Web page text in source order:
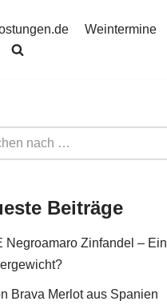
Weintermine
Beiträge
Negroamaro Zinfandel – Ein
Brava Merlot aus Spanien